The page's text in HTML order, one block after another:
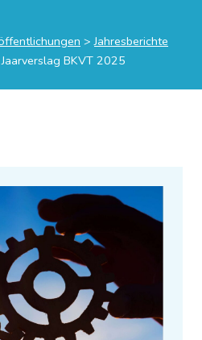
>Jahresberichte
BKVT 2025